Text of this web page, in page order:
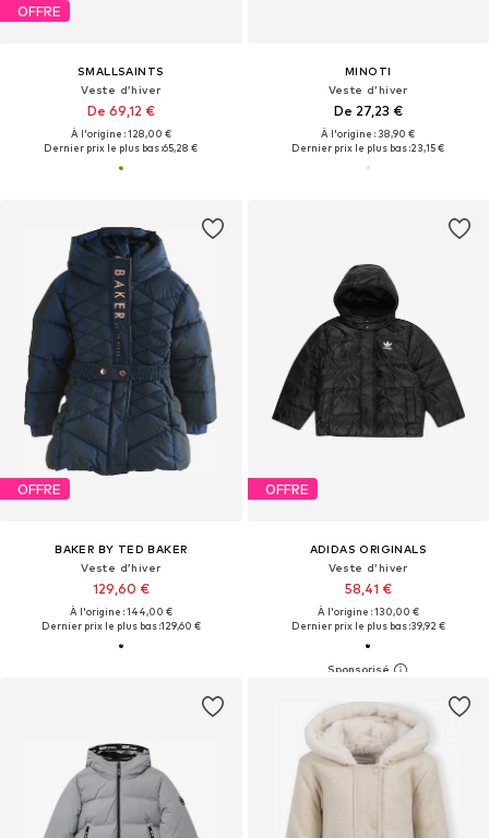
OFFRE
SMALLSAINTS
Veste d’hiver
De 69,12 €
À l'origine : 128,00 €
Dernier prix le plus bas :65,28 €
MINOTI
Veste d’hiver
De 27,23 €
À l'origine : 38,90 €
Dernier prix le plus bas :23,15 €
OFFRE
BAKER BY TED BAKER
Veste d’hiver
129,60 €
À l'origine : 144,00 €
Dernier prix le plus bas :129,60 €
OFFRE
ADIDAS ORIGINALS
Veste d’hiver
58,41 €
À l'origine : 130,00 €
Dernier prix le plus bas :39,92 €